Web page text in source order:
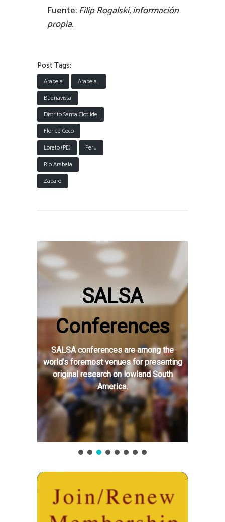
Fuente:Filip Rogalski, información
propia.
Post Tags:
Arabela
Arabela_
Buenavista
Distrito Santa Clotilde
Flor de Coco
Loreto (PE)
Peru
Rio Arabela
Zaparo
SALSA
Conferences
SALSA conferences are among the
world’s foremost venues for presenting
original research on lowland South
America.